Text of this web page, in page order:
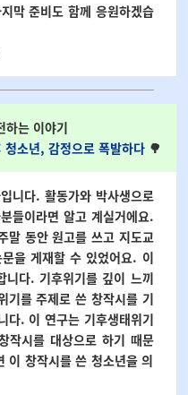
막 준비도 함께 응원하겠습
하는 이야기
청소년, 감정으로 폭발하다 🌳
니다. 활동가와 박사생으로
들이라면 알고 계실거에요.
말 동안 원고를 쓰고 지도교
을 게재할 수 있었어요. 이
니다. 기후위기를 깊이 느끼
기를 주제로 쓴 창작시를 기
다. 이 연구는 기후생태위기
작시를 대상으로 하기 때문
이 창작시를 쓴 청소년을 의